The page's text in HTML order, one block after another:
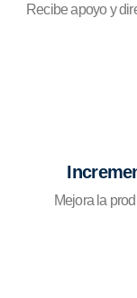
Recibe apoyo y
Mejora la